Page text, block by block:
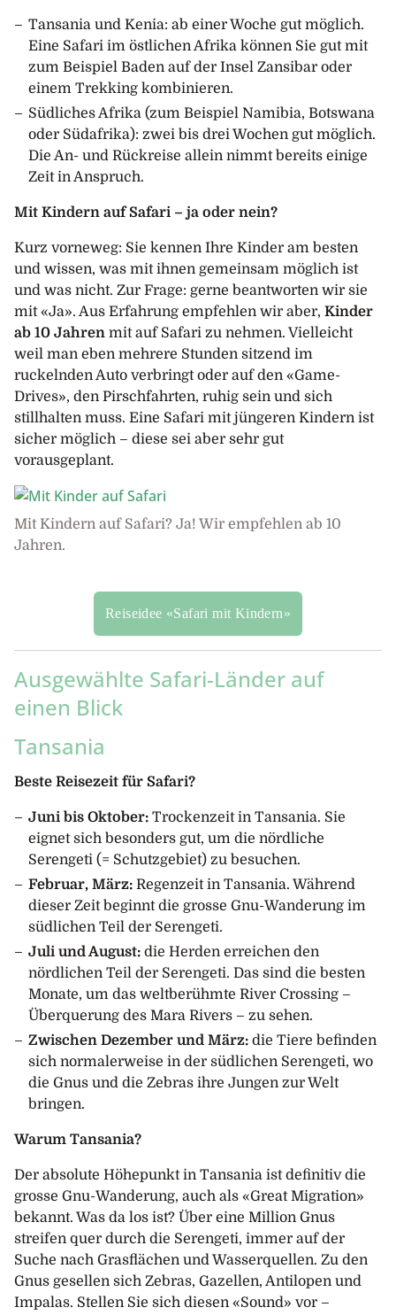
Tansania und Kenia: ab einer Woche gut möglich.
Eine Safari im östlichen Afrika können Sie gut mit
zum Beispiel Baden auf der Insel Zansibar oder
einem Trekking kombinieren.
Südliches Afrika (zum Beispiel Namibia, Botswana
oder Südafrika): zwei bis drei Wochen gut möglich.
Die An- und Rückreise allein nimmt bereits einige
Zeit in Anspruch.
Mit Kindern auf Safari – ja oder nein?
Kurz vorneweg: Sie kennen Ihre Kinder am besten
und wissen, was mit ihnen gemeinsam möglich ist
und was nicht. Zur Frage: gerne beantworten wir sie
mit «Ja». Aus Erfahrung empfehlen wir aber, Kinder
ab 10 Jahren mit auf Safari zu nehmen. Vielleicht
weil man eben mehrere Stunden sitzend im
ruckelnden Auto verbringt oder auf den «Game-
Drives», den Pirschfahrten, ruhig sein und sich
stillhalten muss. Eine Safari mit jüngeren Kindern ist
sicher möglich – diese sei aber sehr gut
vorausgeplant.
Mit Kindern auf Safari? Ja! Wir empfehlen ab 10
Jahren.
Reiseidee «Safari mit Kindern»
Ausgewählte Safari-Länder auf
einen Blick
Tansania
Beste Reisezeit für Safari?
Juni bis Oktober: Trockenzeit in Tansania. Sie
eignet sich besonders gut, um die nördliche
Serengeti (= Schutzgebiet) zu besuchen.
Februar, März: Regenzeit in Tansania. Während
dieser Zeit beginnt die grosse Gnu-Wanderung im
südlichen Teil der Serengeti.
Juli und August: die Herden erreichen den
nördlichen Teil der Serengeti. Das sind die besten
Monate, um das weltberühmte River Crossing –
Überquerung des Mara Rivers – zu sehen.
Zwischen Dezember und März: die Tiere befinden
sich normalerweise in der südlichen Serengeti, wo
die Gnus und die Zebras ihre Jungen zur Welt
bringen.
Warum Tansania?
Der absolute Höhepunkt in Tansania ist definitiv die
grosse Gnu-Wanderung, auch als «Great Migration»
bekannt. Was da los ist? Über eine Million Gnus
streifen quer durch die Serengeti, immer auf der
Suche nach Grasflächen und Wasserquellen. Zu den
Gnus gesellen sich Zebras, Gazellen, Antilopen und
Impalas. Stellen Sie sich diesen «Sound» vor –